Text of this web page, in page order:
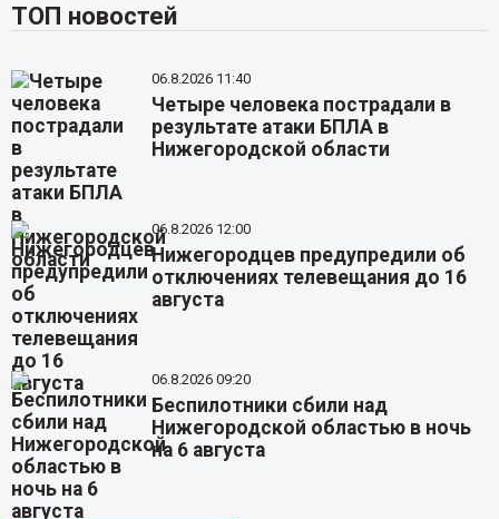
ТОП новостей
06.8.2026 11:40
Четыре человека пострадали в
результате атаки БПЛА в
Нижегородской области
06.8.2026 12:00
Нижегородцев предупредили об
отключениях телевещания до 16
августа
06.8.2026 09:20
Беспилотники сбили над
Нижегородской областью в ночь
на 6 августа